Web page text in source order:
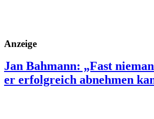
Anzeige
Jan Bahmann: „Fast
er erfolgreich abnehmen